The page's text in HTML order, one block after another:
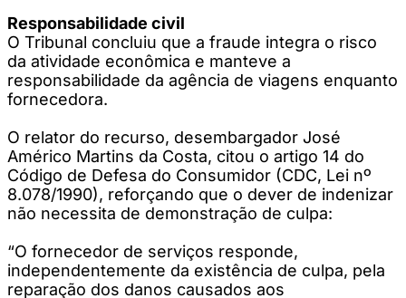
Responsabilidade civil
O Tribunal concluiu que a fraude integra o risco
da atividade econômica e manteve a
responsabilidade da agência de viagens enquanto
fornecedora.
O relator do recurso, desembargador José
Américo Martins da Costa, citou o artigo 14 do
Código de Defesa do Consumidor (CDC, Lei nº
8.078/1990), reforçando que o dever de indenizar
não necessita de demonstração de culpa:
“O fornecedor de serviços responde,
independentemente da existência de culpa, pela
reparação dos danos causados aos